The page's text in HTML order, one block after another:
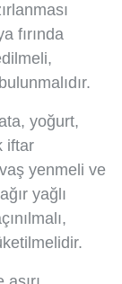
fırında
yoğurt,
iftar
yenmeli ve
yağlı